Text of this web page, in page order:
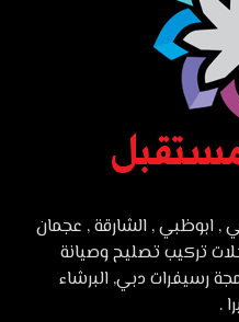
ابوظبي , الشارقة , عجمان
خصم 30% محلات تركيب تصليح وصيانة
رسيفرات دبي, البرشاء
.